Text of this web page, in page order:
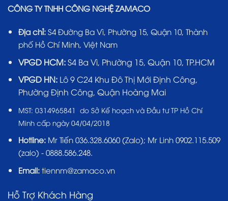
CÔNG TY TNHH CÔNG NGHỆ ZAMACO
Địa chỉ: S4 Đường Ba Vì, Phường 15, Quận 10, Thành
phố Hồ Chí Minh, Việt Nam
VPGD HCM:S4 Ba Vì, Phường 15, Quận 10, TP.HCM
VPGD HN:Lô 9 C24 Khu Đô Thị Mới Định Công,
Phường Định Công, Quận Hoàng Mai
MST: 0314965841 do Sở Kế hoạch và Đầu tư TP Hồ Chí
Minh cấp ngày 04/04/2018
Hotline: Mr Tiến 036.328.6060(Zalo); Mr Linh 0902.115.509
(zalo) - 0888.586.248.
Email:tiennm@zamaco.vn
Hỗ Trợ Khách Hàng